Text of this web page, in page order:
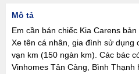
Mô tả
Em cần bán chiếc Kia Carens
Xe tên cá nhân, gia đình sử
vạn km (150 ngàn km). Các bác
Vinhomes Tân Cảng, Bình Thạnh